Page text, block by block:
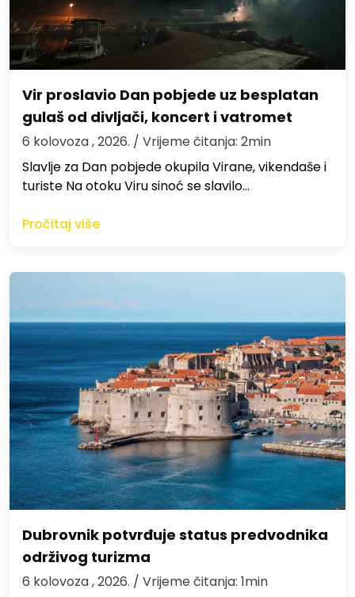
Vir proslavio Dan pobjede uz besplatan
gulaš od divljači, koncert i vatromet
6 kolovoza , 2026. / Vrijeme čitanja: 2min
Slavlje za Dan pobjede okupila Virane, vikendaše i
turiste Na otoku Viru sinoć se slavilo…
Pročitaj više
Dubrovnik potvrđuje status predvodnika
održivog turizma
6 kolovoza , 2026. / Vrijeme čitanja: 1min